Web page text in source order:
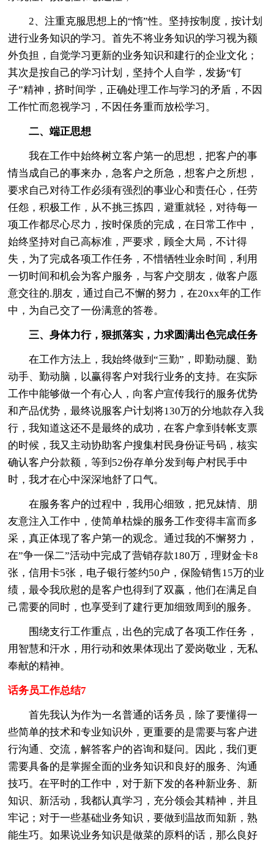
2、注重克服思想上的“惰”性。坚持按制度，按计划
进行业务知识的学习。首先不将业务知识的学习视为额
外负担，自觉学习更新的业务知识和建行的企业文化；
其次是按自己的学习计划，坚持个人自学，发扬“钉
子”精神，挤时间学，正确处理工作与学习的矛盾，不因
工作忙而忽视学习，不因任务重而放松学习。
二、端正思想
我在工作中始终树立客户第一的思想，把客户的事
情当成自己的事来办，急客户之所急，想客户之所想，
要求自己对待工作必须有强烈的事业心和责任心，任劳
任怨，积极工作，从不挑三拣四，避重就轻，对待每一
项工作都尽心尽力，按时保质的完成，在日常工作中，
始终坚持对自己高标准，严要求，顾全大局，不计得
失，为了完成各项工作任务，不惜牺牲业余时间，利用
一切时间和机会为客户服务，与客户交朋友，做客户愿
意交往的.朋友，通过自己不懈的努力，在20xx年的工作
中，为自己交了一份满意的答卷。
三、身体力行，狠抓落实，力求圆满出色完成任务
在工作方法上，我始终做到“三勤”，即勤动腿、勤
动手、勤动脑，以赢得客户对我行业务的支持。在实际
工作中能够做一个有心人，向客户宣传我行的服务优势
和产品优势，最终说服客户计划将130万的分地款存入我
行，我知道这还不是最终的成功，在客户拿到转帐支票
的时候，我又主动协助客户搜集村民身份证号码，核实
确认客户分款额，等到52份存单分发到每户村民手中
时，我才在心中深深地舒了口气。
在服务客户的过程中，我用心细致，把兄妹情、朋
友意注入工作中，使简单枯燥的服务工作变得丰富而多
采，真正体现了客户第一的观念。通过我的不懈努力，
在”争一保二”活动中完成了营销存款180万，理财金卡8
张，信用卡5张，电子银行签约50户，保险销售15万的业
绩，最令我欣慰的是客户也得到了双嬴，他们在满足自
己需要的同时，也享受到了建行更加细致周到的服务。
围绕支行工作重点，出色的完成了各项工作任务，
用智慧和汗水，用行动和效果体现出了爱岗敬业，无私
奉献的精神。
话务员工作总结7
首先我认为作为一名普通的话务员，除了要懂得一
些简单的技术和专业知识外，更重要的是需要与客户进
行沟通、交流，解答客户的咨询和疑问。因此，我们更
需要具备的是掌握全面的业务知识和良好的服务、沟通
技巧。在平时的工作中，对于新下发的各种新业务、新
知识、新活动，我都认真学习，充分领会其精神，并且
牢记；对于一些基础业务知识，要做到温故而知新，熟
能生巧。如果说业务知识是做菜的原料的话，那么良好